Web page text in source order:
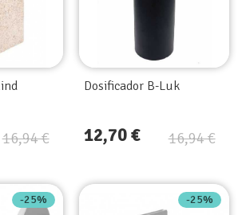
16,94 €
Dosificador B-Luk
16,94 €
12,70 €
-25% -25%